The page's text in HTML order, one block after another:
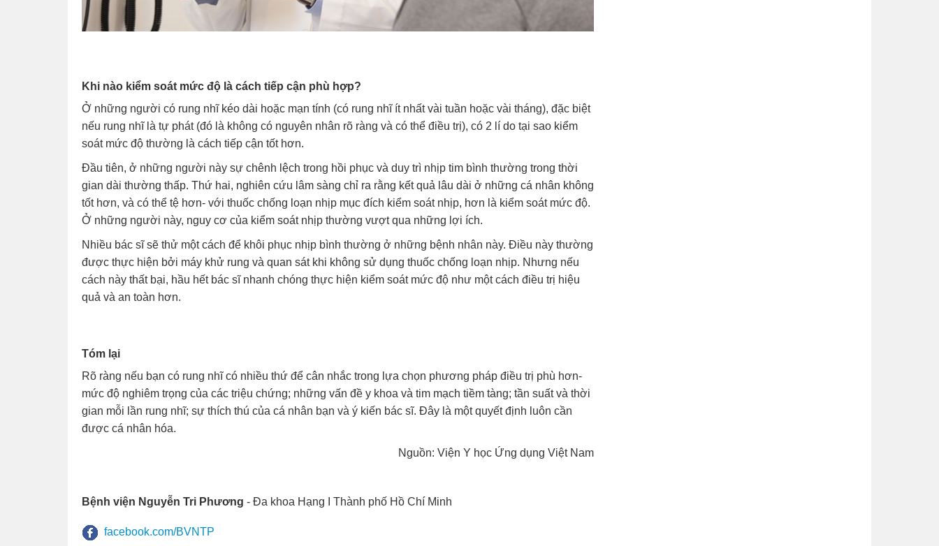
Khi nào kiểm soát mức độ là cách tiếp cận phù hợp?
Ở những người có rung nhĩ kéo dài hoặc mạn tính (có rung nhĩ ít nhất vài tuần hoặc vài tháng), đặc biệt
nếu rung nhĩ là tự phát (đó là không có nguyên nhân rõ ràng và có thể điều trị), có 2 lí do tại sao kiểm
soát mức độ thường là cách tiếp cận tốt hơn.
Đầu tiên, ở những người này sự chênh lệch trong hồi phục và duy trì nhịp tim bình thường trong thời
gian dài thường thấp. Thứ hai, nghiên cứu lâm sàng chỉ ra rằng kết quả lâu dài ở những cá nhân không
tốt hơn, và có thể tệ hơn- với thuốc chống loạn nhịp mục đích kiểm soát nhịp, hơn là kiểm soát mức độ.
Ở những người này, nguy cơ của kiểm soát nhịp thường vượt qua những lợi ích.
Nhiều bác sĩ sẽ thử một cách để khôi phục nhịp bình thường ở những bệnh nhân này. Điều này thường
được thực hiện bởi máy khử rung và quan sát khi không sử dụng thuốc chống loạn nhịp. Nhưng nếu
cách này thất bại, hầu hết bác sĩ nhanh chóng thực hiện kiểm soát mức độ như một cách điều trị hiệu
quả và an toàn hơn.
Tóm lại
Rõ ràng nếu bạn có rung nhĩ có nhiều thứ để cân nhắc trong lựa chọn phương pháp điều trị phù hơn-
mức độ nghiêm trọng của các triệu chứng; những vấn đề y khoa và tim mạch tiềm tàng; tần suất và thời
gian mỗi lần rung nhĩ; sự thích thú của cá nhân bạn và ý kiến bác sĩ. Đây là một quyết định luôn cần
được cá nhân hóa.
Nguồn: Viện Y học Ứng dụng Việt Nam
Bệnh viện Nguyễn Tri Phương - Đa khoa Hạng I Thành phố Hồ Chí Minh
facebook.com/BVNTP